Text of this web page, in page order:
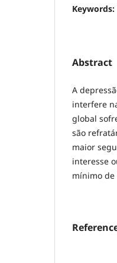
Keywords:
Abstract
A
interfere
global
são
maior
interesse
mínimo de